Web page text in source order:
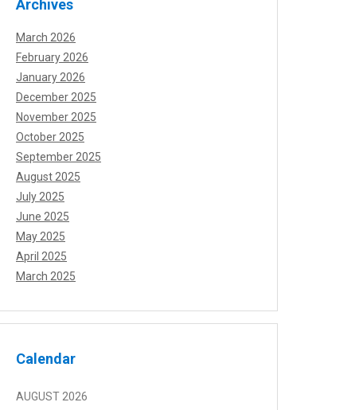
Archives
March 2026
February 2026
January 2026
December 2025
November 2025
October 2025
September 2025
August 2025
July 2025
June 2025
May 2025
April 2025
March 2025
Calendar
AUGUST 2026